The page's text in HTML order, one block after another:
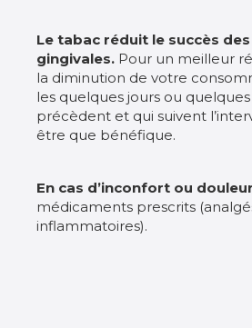
Le tabac réduit le succès
gingivales. Pour un meilleur
la diminution de votre
les quelques jours ou
précèdent et qui suivent
être que bénéfique.
En cas d’inconfort ou
médicaments prescrits
inflammatoires).